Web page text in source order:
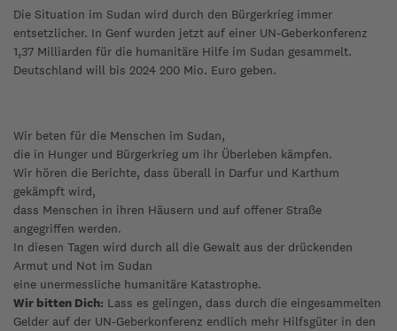
Die Situation im Sudan wird durch den Bürgerkrieg immer
entsetzlicher. In Genf wurden jetzt auf einer UN-Geberkonferenz
1,37 Milliarden für die humanitäre Hilfe im Sudan gesammelt.
Deutschland will bis 2024 200 Mio. Euro geben.
Wir beten für die Menschen im Sudan,
die in Hunger und Bürgerkrieg um ihr Überleben kämpfen.
Wir hören die Berichte, dass überall in Darfur und Karthum
gekämpft wird,
dass Menschen in ihren Häusern und auf offener Straße
angegriffen werden.
In diesen Tagen wird durch all die Gewalt aus der drückenden
Armut und Not im Sudan
eine unermessliche humanitäre Katastrophe.
Wir bitten Dich: Lass es gelingen, dass durch die eingesammelten
Gelder auf der UN-Geberkonferenz endlich mehr Hilfsgüter in den